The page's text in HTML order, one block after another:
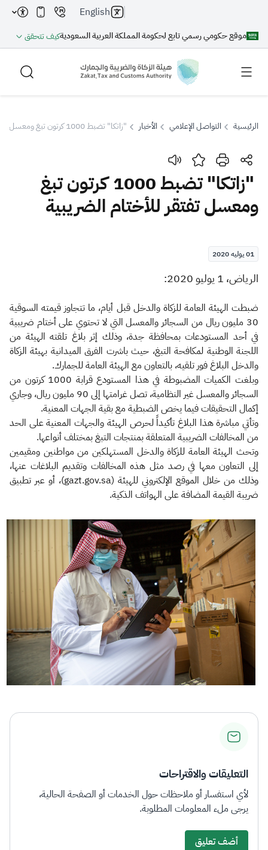
موقع حكومي رسمي تابع لحكومة المملكة العربية السعوديةكيف تتحقق
English
بحث
بحث بحث AI
اقتراحات
الإقرار الضريبي
الرئيسية التواصل الإعلامي الأخبار "زاتكا" تضبط 1000 كرتون تبغ ومعسل تفتقر للأختام الضريبية
"زاتكا" تضبط 1000 كرتون تبغ
ومعسل تفتقر للأختام الضريبية
01 يوليه 2020
​الرياض، 1 يوليو 2020:
ضبطت الهيئة العامة للزكاة والدخل قبل أيام، ما تتجاوز قيمته السوقية
30 مليون ريال من السجائر والمعسل التي لا تحتوي على أختام ضريبية
في أحد المستودعات بمحافظة جدة، وذلك إثر بلاغ تلقته الهيئة من
اللجنة الوطنية لمكافحة التبغ، حيث باشرت الفرق الميدانية بهيئة الزكاة
والدخل البلاغ فور تلقيه، بالتعاون مع الهيئة العامة للجمارك.
وبلغت الكميات المضبوطة في هذا المستودع قرابة 1000 كرتون من
السجائر والمعسل غير النظامية، تصل غرامتها إلى 90 مليون ريال، وجاري
إكمال التحقيقات فيما يخص الضبطية مع بقية الجهات المعنية.
وتأتي مباشرة هذا البلاغ تأكيداً لحرص الهيئة والجهات المعنية على الحد
من المخالفات الضريبية المتعلقة بمنتجات التبغ بمختلف أنواعها.
وتحث الهيئة العامة للزكاة والدخل المستهلكين من مواطنين ومقيمين
إلى التعاون معها في رصد مثل هذه المخالفات وتقديم البلاغات عنها،
وذلك من خلال الموقع الإلكتروني للهيئة (gazt.gov.sa)، أو عبر تطبيق
ضريبة القيمة المضافة على الهواتف الذكية.
التعليقات والاقتراحات
لأي استفسار أو ملاحظات حول الخدمات أو الصفحة الحالية،
يرجى ملء المعلومات المطلوبة.
أضف تعليق